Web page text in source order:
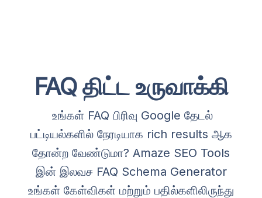
FAQ திட்ட உருவாக்கி
உங்கள் FAQ பிரிவு Google தேடல்
பட்டியல்களில் நேரடியாக rich results ஆக
தோன்ற வேண்டுமா? Amaze SEO Tools
இன் இலவச FAQ Schema Generator
உங்கள் கேள்விகள் மற்றும் பதில்களிலிருந்து